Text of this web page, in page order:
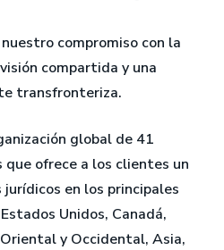
compromiso con la
compartida y una
transfronteriza.
global de 41
que ofrece a los clientes un
en los principales
Unidos, Canadá,
y Occidental, Asia,